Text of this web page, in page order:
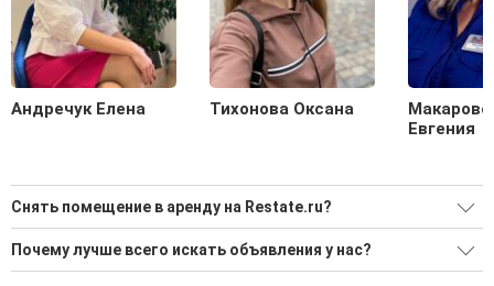
Андречук Елена Тихонова Оксана
Евгения
Снять помещение в аренду на Restate.ru?
Ищите, как Снять помещение в аренду?
3 актуальных и проверенных объявления
Почему лучше всего искать объявления у нас?